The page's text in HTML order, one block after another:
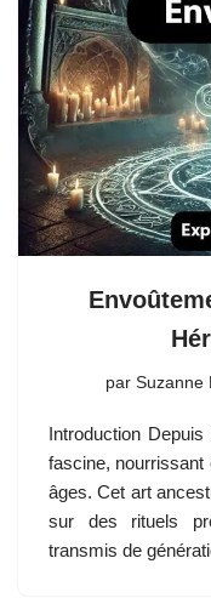
par Suzanne
Introduction Depuis
fascine,
âges. Cet art
sur des rituels
transmis de